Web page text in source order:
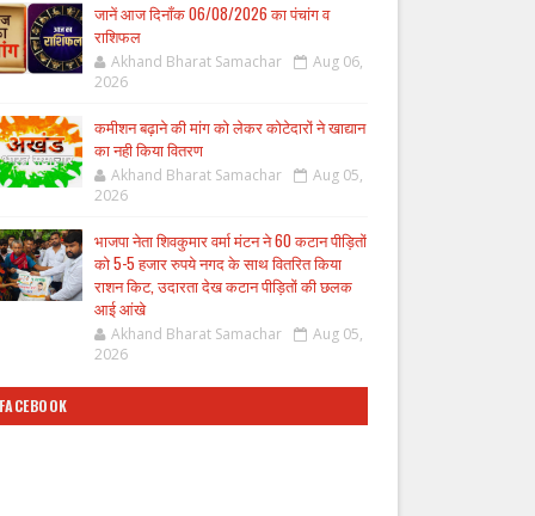
जानें आज दिनाँक 06/08/2026 का पंचांग व
राशिफल
Akhand Bharat Samachar
Aug 06,
2026
कमीशन बढ़ाने की मांग को लेकर कोटेदारों ने खाद्यान
का नही किया वितरण
Akhand Bharat Samachar
Aug 05,
2026
भाजपा नेता शिवकुमार वर्मा मंटन ने 60 कटान पीड़ितों
को 5-5 हजार रुपये नगद के साथ वितरित किया
राशन किट, उदारता देख कटान पीड़ितों की छलक
आई आंखे
Akhand Bharat Samachar
Aug 05,
2026
FACEBOOK